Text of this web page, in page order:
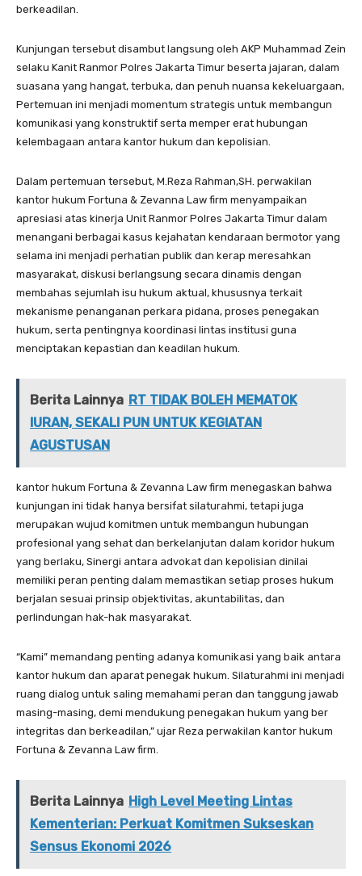
berkeadilan.
Kunjungan tersebut disambut langsung oleh AKP Muhammad Zein
selaku Kanit Ranmor Polres Jakarta Timur beserta jajaran, dalam
suasana yang hangat, terbuka, dan penuh nuansa kekeluargaan,
Pertemuan ini menjadi momentum strategis untuk membangun
komunikasi yang konstruktif serta memper erat hubungan
kelembagaan antara kantor hukum dan kepolisian.
Dalam pertemuan tersebut, M.Reza Rahman,SH. perwakilan
kantor hukum Fortuna & Zevanna Law firm menyampaikan
apresiasi atas kinerja Unit Ranmor Polres Jakarta Timur dalam
menangani berbagai kasus kejahatan kendaraan bermotor yang
selama ini menjadi perhatian publik dan kerap meresahkan
masyarakat, diskusi berlangsung secara dinamis dengan
membahas sejumlah isu hukum aktual, khususnya terkait
mekanisme penanganan perkara pidana, proses penegakan
hukum, serta pentingnya koordinasi lintas institusi guna
menciptakan kepastian dan keadilan hukum.
Berita Lainnya RT TIDAK BOLEH MEMATOK
IURAN, SEKALI PUN UNTUK KEGIATAN
AGUSTUSAN
kantor hukum Fortuna & Zevanna Law firm menegaskan bahwa
kunjungan ini tidak hanya bersifat silaturahmi, tetapi juga
merupakan wujud komitmen untuk membangun hubungan
profesional yang sehat dan berkelanjutan dalam koridor hukum
yang berlaku, Sinergi antara advokat dan kepolisian dinilai
memiliki peran penting dalam memastikan setiap proses hukum
berjalan sesuai prinsip objektivitas, akuntabilitas, dan
perlindungan hak-hak masyarakat.
“Kami” memandang penting adanya komunikasi yang baik antara
kantor hukum dan aparat penegak hukum. Silaturahmi ini menjadi
ruang dialog untuk saling memahami peran dan tanggung jawab
masing-masing, demi mendukung penegakan hukum yang ber
integritas dan berkeadilan,” ujar Reza perwakilan kantor hukum
Fortuna & Zevanna Law firm.
Berita Lainnya High Level Meeting Lintas
Kementerian: Perkuat Komitmen Sukseskan
Sensus Ekonomi 2026